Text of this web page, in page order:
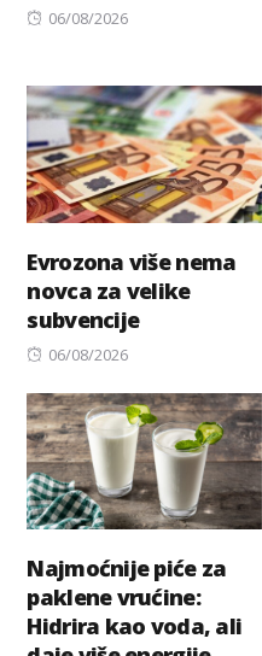
Posted
06/08/2026
Evrozona više nema
novca za velike
subvencije
Posted
06/08/2026
Najmoćnije piće za
paklene vrućine:
Hidrira kao voda, ali